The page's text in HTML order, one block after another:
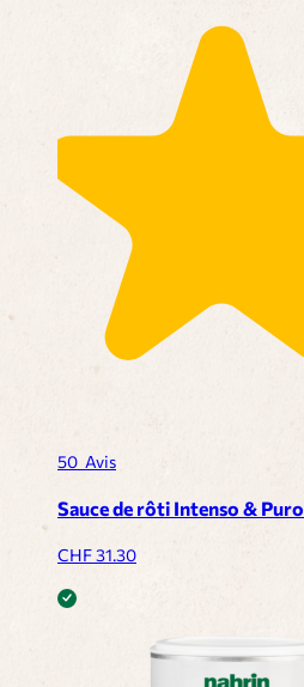
50 Avis
Sauce de rôti Intenso & Puro
CHF31.30